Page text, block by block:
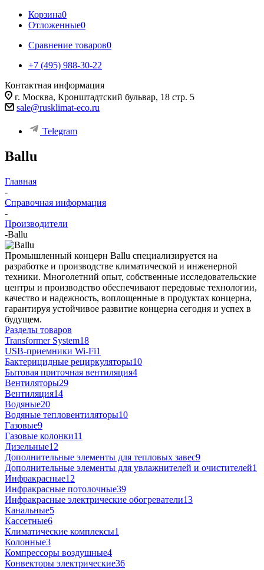
Корзина0
Отложенные0
Сравнение товаров0
+7 (495) 988-30-22
Контактная информация
г. Москва, Кронштадтский бульвар, 18 стр. 5
sale@rusklimat-eco.ru
Telegram
Ballu
Главная
-
Справочная информация
-
Производители
-Ballu
Промышленный концерн Ballu специализируется на
разработке и производстве климатической и инженерной
техники. Многолетний опыт, собственные исследовательские
центры и производство обеспечивают передовые технологии,
качество и надежность, воплощенные в продуктах концерна,
гарантируя устойчивое развитие концерна сегодня и успех в
будущем.
Разделы товаров
Transformer System18
USB-приемники Wi-Fi1
Бактерицидные рециркуляторы10
Бытовая приточная вентиляция4
Вентиляторы29
Вентиляция14
Водяные20
Водяные тепловентиляторы10
Газовые9
Газовые колонки11
Дизельные12
Дополнительные элементы для тепловых завес9
Дополнительные элементы для увлажнителей и очистителей1
Инфракрасные12
Инфракрасные потолочные39
Инфракрасные электрические обогреватели13
Канальные5
Кассетные6
Климатические комплексы1
Колонные3
Компрессоры воздушные4
Конвекторы электрические36